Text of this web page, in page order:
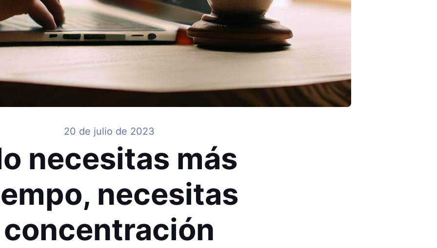
20 de julio de 2023
necesitas más
necesitas
concentración